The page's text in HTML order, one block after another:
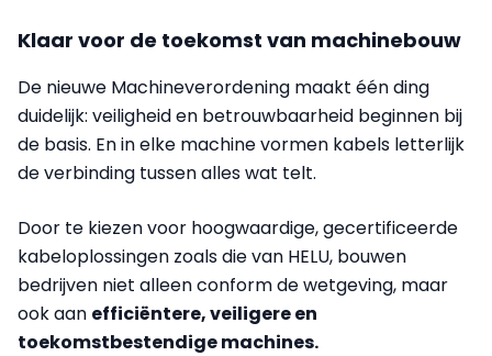
Klaar voor de toekomst van machinebouw
De nieuwe Machineverordening maakt één ding
duidelijk: veiligheid en betrouwbaarheid beginnen bij
de basis. En in elke machine vormen kabels letterlijk
de verbinding tussen alles wat telt.
Door te kiezen voor hoogwaardige, gecertificeerde
kabeloplossingen zoals die van HELU, bouwen
bedrijven niet alleen conform de wetgeving, maar
ook aan efficiëntere, veiligere en
toekomstbestendige machines.